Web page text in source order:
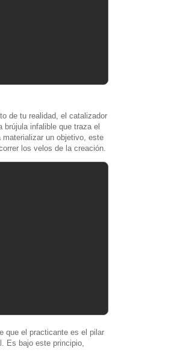
de tu realidad, el catalizador
infalible que traza el
un objetivo, este
los velos de la creación.
que el practicante es el pilar
Es bajo este principio,